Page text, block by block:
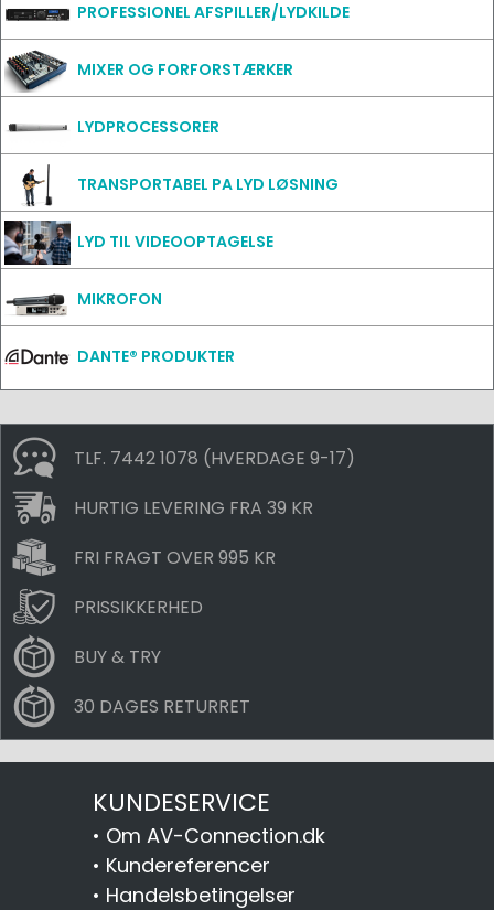
PROFESSIONEL AFSPILLER/LYDKILDE
MIXER OG FORFORSTÆRKER
LYDPROCESSORER
TRANSPORTABEL PA LYD LØSNING
LYD TIL VIDEOOPTAGELSE
MIKROFON
DANTE® PRODUKTER
TLF. 7442 1078 (HVERDAGE 9-17)
HURTIG LEVERING FRA 39 KR
FRI FRAGT OVER 995 KR
PRISSIKKERHED
BUY & TRY
30 DAGES RETURRET
KUNDESERVICE
• Om AV-Connection.dk
• Kundereferencer
• Handelsbetingelser